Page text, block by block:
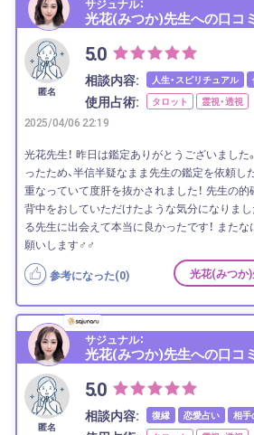
サジュナル：
光花(みつか)先生への口コ
匿名
5.0
相談内容: 人生・スピリチュアル
使用占術: タロット 霊視・透視
2025/04/06 22:19
光花先生！ 昨日は鑑定ありがとうございまし
ったため、半信半疑なまま先生の鑑定を依頼し
重なっていて度肝を抜かされました！ 先生の
背中をおしていただけたような気分になりま
る先生に出会えて本当に良かったです！ また
願いします‍♂️‍♂️
参考になった(0) 光花(みつか
サジュナル：
光花(みつか)先生への口コ
匿名
5.0
相談内容: 復縁 恋愛占い 相手